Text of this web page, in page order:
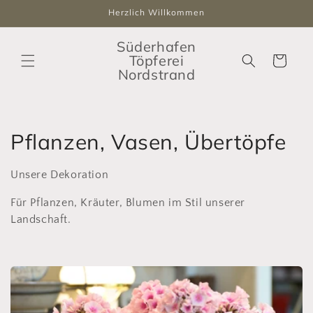
Inhalt
Herzlich Willkommen
Süderhafen
Töpferei
Nordstrand
Warenkorb
K
a
t
e
o
r
Pflanzen, Vasen, Übertöpfe
Unsere Dekoration
Für Pflanzen, Kräuter, Blumen im Stil unserer
Landschaft.